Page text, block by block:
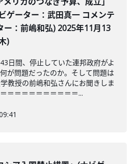
ゲーター：武田真一 コメンテ
ー：前嶋和弘) 2025年11月13
)
日間、停止していた連邦政府がよ
が問題だったのか。そして問題は
教授の前嶋和弘さんにお聞きしま
＝＝＝＝＝＝＝＝＝＝...